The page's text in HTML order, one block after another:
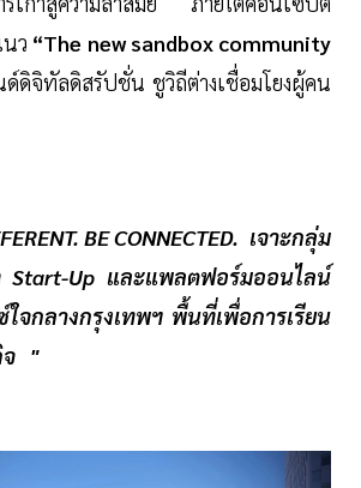
ว “The new sandbox community
ด์ดิจิทัลดิสรัปชั่น ชูวิถีต่างเชื่อมโยงผู้คน
BE CONNECTED. เจาะกลุ่ม
Start-Up และแพลตฟอร์มออนไลน์
จกลางกรุงเทพฯ พื้นที่เพื่อการเรียน
จ "